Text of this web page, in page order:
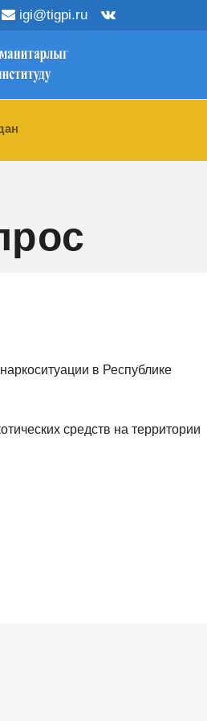
igi@tigpi.ru
в Республике
средств на территории